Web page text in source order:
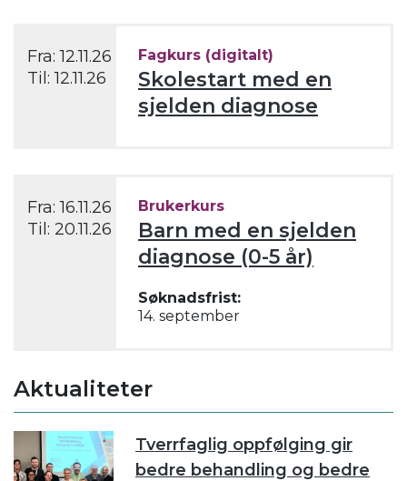
Fra:12.11.26
Til:12.11.26
Fagkurs (digitalt)
Skolestart med en
sjelden diagnose
Fra:16.11.26
Til: 20.11.26
Brukerkurs
Barn med en sjelden
diagnose (0-5 år)
Søknadsfrist:
14. september
Aktualiteter
Tverrfaglig oppfølging gir
bedre behandling og bedre